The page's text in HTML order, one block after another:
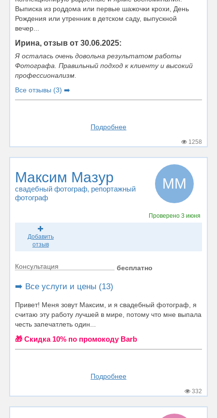
Выписка из роддома или первые шажочки крохи, День
Рождения или утренник в детском саду, выпускной
вечер...
Ирина, отзыв от 30.06.2025:
Я осталась очень довольна результатом работы
Фотографа. Правильный подход к клиенту и высокий
профессионализм.
Все отзывы (3) ➡️
Подробнее
1258
Максим Мазур
свадебный фотограф, репортажный
фотограф
ММ
Проверено 3 июня
Добавить
отзыв
Консультация бесплатно
➡️ Все услуги и цены (13)
Привет! Меня зовут Максим, и я свадебный фотограф, я
считаю эту работу лучшей в мире, потому что мне выпала
честь запечатлеть один...
🎁 Cкидка 10% по промокоду Barb
Подробнее
332